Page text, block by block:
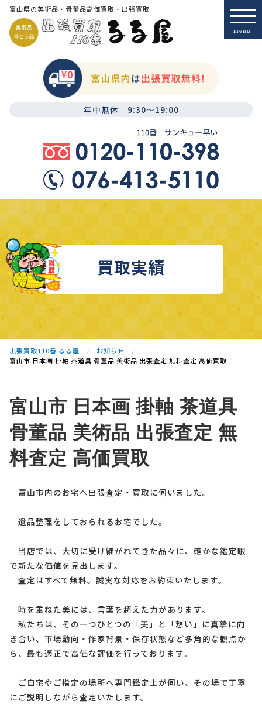
富山県の美術品・骨董品高価買取・出張買取
年中無休 9:30～19:00
買取実績
出張買取110番 るる屋
お知らせ
富山市 日本画 掛軸 茶道具 骨董品 美術品 出張査定 無料査定 高価買取
富山市 日本画 掛軸 茶道具
骨董品 美術品 出張査定 無
料査定 高価買取
富山市内のお宅へ出張査定・買取に伺いました。
遺品整理をしておられるお宅でした。
当店では、大切に受け継がれてきた品々に、確かな鑑定眼
で新たな価値を見出します。
査定はすべて無料。誠実な対応をお約束いたします。
時を重ねた美には、言葉を超えた力があります。
私たちは、その一つひとつの「美」と「想い」に真摯に向
き合い、市場動向・作家背景・保存状態など多角的な観点か
ら、最も適正で高価な評価を行っております。
ご自宅やご指定の場所へ専門鑑定士が伺い、その場で丁寧
にご説明しながら査定いたします。